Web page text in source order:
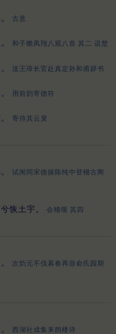
古意
和子瞻凤翔八观八首 其二 诅楚
送王璋长官赴真定孙和甫辟书
用前韵寄德符
寄侍其云叟
试闱同宋德操陈纯中登稽古阁
恢土宇。
会稽颂 其四
次韵元不伐暮春再游俞氏园期
西湖社成集来鹊楼诗